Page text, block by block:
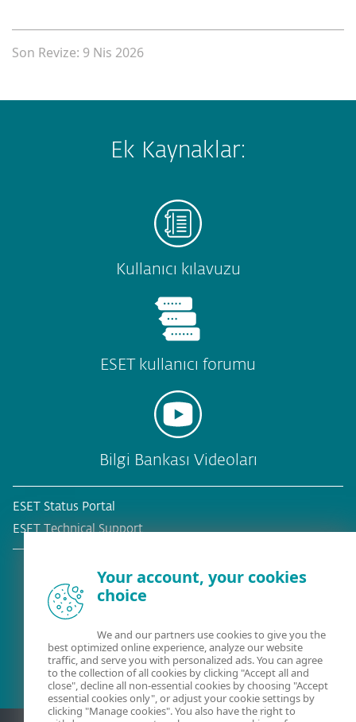
Son Revize: 9 Nis 2026
Ek Kaynaklar:
Kullanıcı kılavuzu
ESET kullanıcı forumu
Bilgi Bankası Videoları
ESET Status Portal
ESET Technical Support
Mevcut müşteri mi?
Your account, your cookies
choice
We and our partners use cookies to give you the
best optimized online experience, analyze our website
traffic, and serve you with personalized ads. You can agree
to the collection of all cookies by clicking "Accept all and
close", decline all non-essential cookies by choosing "Accept
essential cookies only", or adjust your cookie settings by
clicking "Manage cookies". You also have the right to